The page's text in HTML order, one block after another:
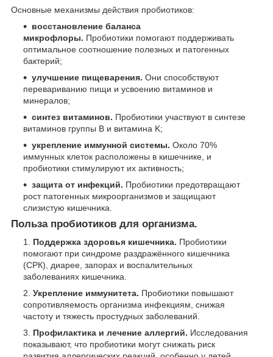
Основные механизмы действия пробиотиков:
восстановление баланса
микрофлоры. Пробиотики помогают поддерживать
оптимальное соотношение полезных и патогенных
бактерий;
улучшение пищеварения. Они способствуют
перевариванию пищи и усвоению витаминов и
минералов;
синтез витаминов. Пробиотики участвуют в синтезе
витаминов группы B и витамина K;
укрепление иммунной системы. Около 70%
иммунных клеток расположены в кишечнике, и
пробиотики стимулируют их активность;
защита от инфекций. Пробиотики предотвращают
рост патогенных микроорганизмов и защищают
слизистую кишечника.
Польза пробиотиков для организма.
Поддержка здоровья кишечника. Пробиотики
помогают при синдроме раздражённого кишечника
(СРК), диарее, запорах и воспалительных
заболеваниях кишечника.
Укрепление иммунитета. Пробиотики повышают
сопротивляемость организма инфекциям, снижая
частоту и тяжесть простудных заболеваний.
Профилактика и лечение аллергий. Исследования
показывают, что пробиотики могут снижать риск